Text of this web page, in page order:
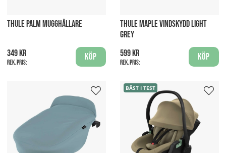
THULE PALM MUGGHÅLLARE
349 kr
Rek. pris:
Köp
THULE MAPLE VINDSKYDD LIGHT
GREY
599 kr
Rek. pris:
Köp
BÄST I TEST